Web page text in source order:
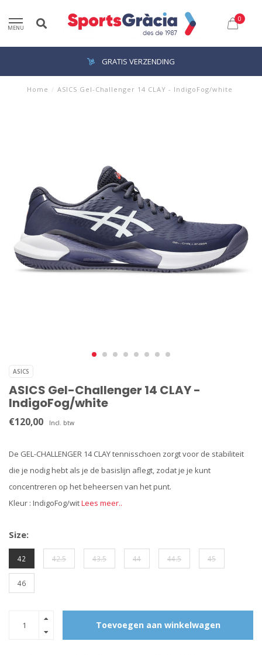
MENU
0
GRATIS VERZENDING
Home / ASICS Gel-Challenger 14 CLAY - IndigoFog/white
ASICS
ASICS Gel-Challenger 14 CLAY -
IndigoFog/white
€120,00 Incl. btw
De GEL-CHALLENGER 14 CLAY tennisschoen zorgt voor de stabiliteit
die je nodig hebt als je de basislijn aflegt, zodat je je kunt
concentreren op het beheersen van het punt.
Kleur : IndigoFog/witLees meer..
Size:
42 42.5 43.5 44 44.5 45
46
Toevoegen aan winkelwagen